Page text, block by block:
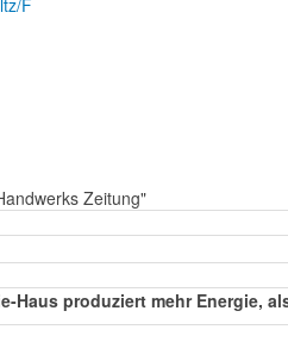
F
Zeitung"
Haus produziert mehr Energie,